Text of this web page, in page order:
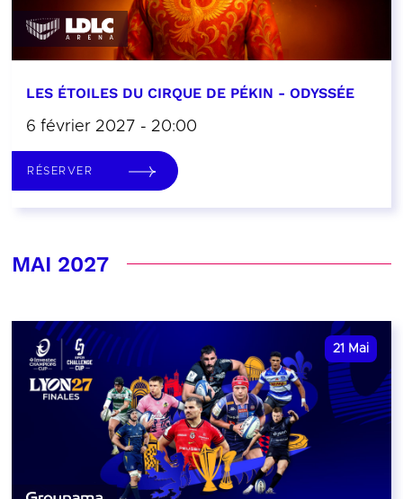
LES ÉTOILES DU CIRQUE DE PÉKIN - ODYSSÉE
6 février 2027 - 20:00
RÉSERVER
MAI 2027
21 Mai